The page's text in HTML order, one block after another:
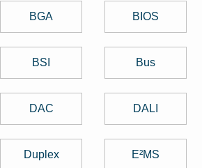
BGA BIOS
BSI Bus
DAC DALI
Duplex E²MS